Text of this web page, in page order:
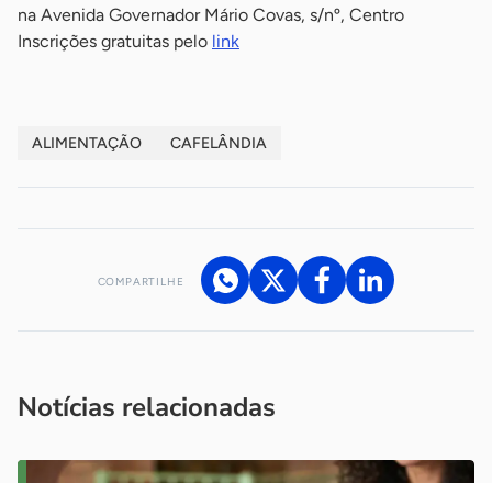
na Avenida Governador Mário Covas, s/nº, Centro
Inscrições gratuitas pelo link
ALIMENTAÇÃO CAFELÂNDIA
COMPARTILHE
Notícias relacionadas